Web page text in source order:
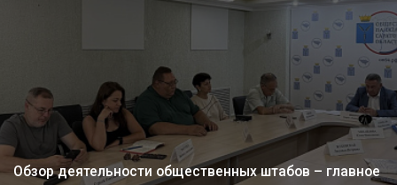
Обзор деятельности общественных штабов – главное